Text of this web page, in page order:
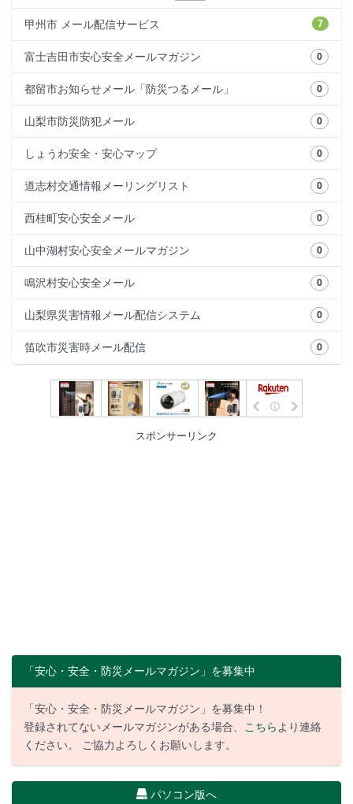
7
甲州市 メール配信サービス
0
富士吉田市安心安全メールマガジン
0
都留市お知らせメール「防災つるメール」
0
山梨市防災防犯メール
0
しょうわ安全・安心マップ
0
道志村交通情報メーリングリスト
0
西桂町安心安全メール
0
山中湖村安心安全メールマガジン
0
鳴沢村安心安全メール
0
山梨県災害情報メール配信システム
0
笛吹市災害時メール配信
スポンサーリンク
「安心・安全・防災メールマガジン」を募集中
「安心・安全・防災メールマガジン」を募集中！
登録されてないメールマガジンがある場合、 こちらより連絡
ください。 ご協力よろしくお願いします。
パソコン版へ